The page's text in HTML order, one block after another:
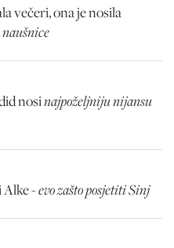
večeri, ona je nosila
nosinajpoželjniju nijansu
Alke -evo zašto posjetiti Sinj